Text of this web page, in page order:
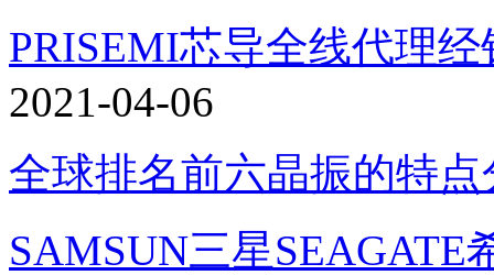
PRISEMI芯导全线代理
2021-04-06
全球排名前六晶振的特点
SAMSUN三星SEAGATE